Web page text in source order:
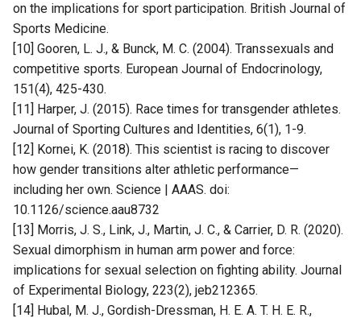
on the implications for sport participation. British Journal of
Sports Medicine.
[10] Gooren, L. J., & Bunck, M. C. (2004). Transsexuals and
competitive sports. European Journal of Endocrinology,
151(4), 425-430.
[11] Harper, J. (2015). Race times for transgender athletes.
Journal of Sporting Cultures and Identities, 6(1), 1-9.
[12] Kornei, K. (2018). This scientist is racing to discover
how gender transitions alter athletic performance—
including her own. Science | AAAS. doi:
10.1126/science.aau8732
[13] Morris, J. S., Link, J., Martin, J. C., & Carrier, D. R. (2020).
Sexual dimorphism in human arm power and force:
implications for sexual selection on fighting ability. Journal
of Experimental Biology, 223(2), jeb212365.
[14] Hubal, M. J., Gordish-Dressman, H. E. A. T. H. E. R.,